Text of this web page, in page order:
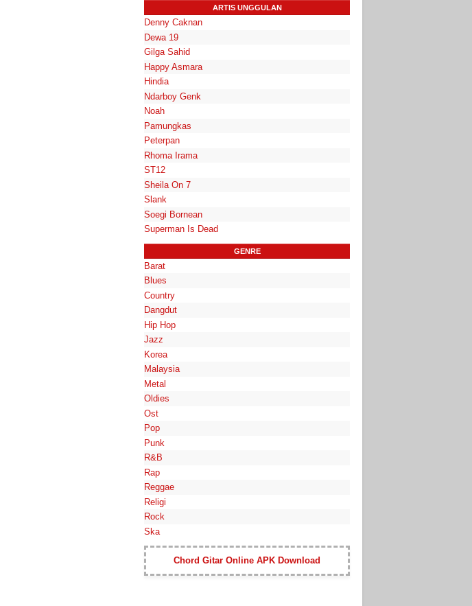
ARTIS UNGGULAN
Denny Caknan
Dewa 19
Gilga Sahid
Happy Asmara
Hindia
Ndarboy Genk
Noah
Pamungkas
Peterpan
Rhoma Irama
ST12
Sheila On 7
Slank
Soegi Bornean
Superman Is Dead
GENRE
Barat
Blues
Country
Dangdut
Hip Hop
Jazz
Korea
Malaysia
Metal
Oldies
Ost
Pop
Punk
R&B
Rap
Reggae
Religi
Rock
Ska
Chord Gitar Online APK Download